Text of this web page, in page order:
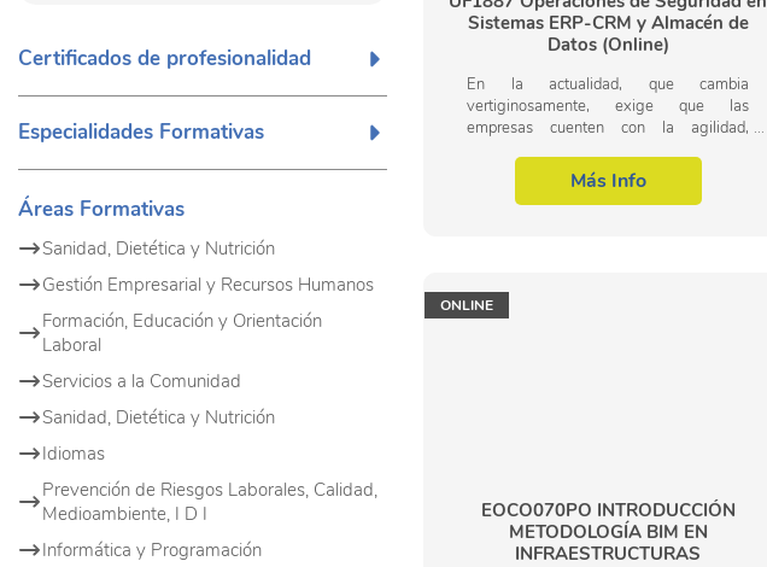
Certificados de profesionalidad
Especialidades Formativas
Áreas Formativas
Sanidad, Dietética y Nutrición
Gestión Empresarial y Recursos Humanos
Formación, Educación y Orientación
Laboral
Servicios a la Comunidad
Sanidad, Dietética y Nutrición
Idiomas
Prevención de Riesgos Laborales, Calidad,
Medioambiente, I D I
Informática y Programación
Sistemas ERP-CRM y Almacén de
Datos (Online)
En la actualidad, que cambia
vertiginosamente, exige que las
empresas cuenten con la agilidad,
nuevos entornos de una manera rápida e
incluso espontánea. La...
Más Info
ONLINE
EOCO070PO INTRODUCCIÓN
METODOLOGÍA BIM EN
INFRAESTRUCTURAS